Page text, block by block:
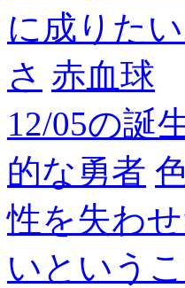
に成りたい
さ 赤血球
12/05の誕
的な勇者
性を失わ
いという